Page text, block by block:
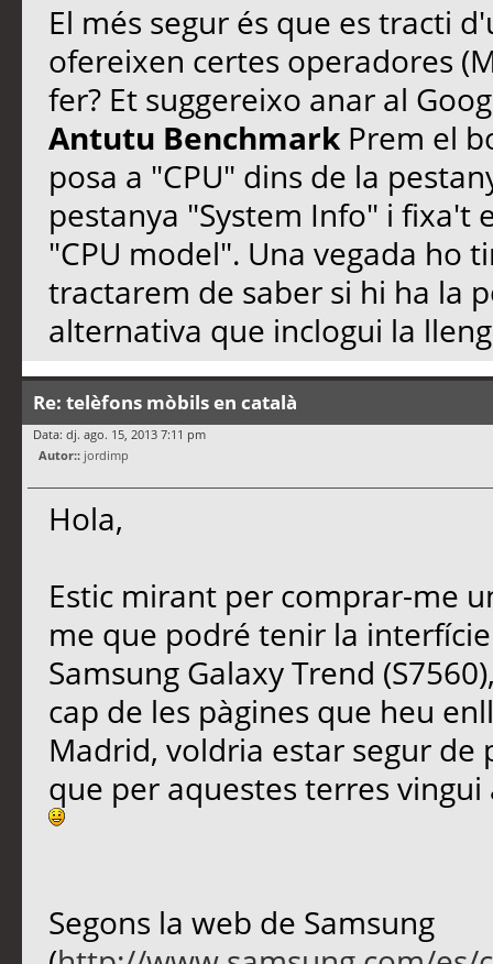
El més segur és que es tracti
ofereixen certes operadores
fer? Et suggereixo anar al
Antutu BenchmarkPrem el
posa a "CPU" dins de la
pestanya "System Info" i fixa't
"CPU model". Una vegada ho
tractarem de saber si hi ha la
alternativa que inclogui la
Re: telèfons mòbils en català
Data: dj. ago. 15, 2013 7:11 pm
Autor:: jordimp
Hola,
Estic mirant per comprar-me
me que podré tenir la
Samsung Galaxy Trend
cap de les pàgines que heu
Madrid, voldria estar segur
que per aquestes terres
Segons la web de Samsung